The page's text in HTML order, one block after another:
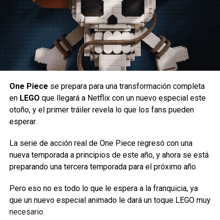
temporada de Stranger Things son Linda Hamilton
(Terminator), Nell Fisher (Evil Dead Rise), el recién llegado
Jake Connelly y Alex Breaux (Joe Pickett).
Siguenos en todas nuestrasredes socialespara estar
enterado de lo más atractivo del mundo geek, además
comments
RELATED TOPICS: STRANGER THINGS
TRAILER
ULTIMA TEMPORADA
UP NEXT
Opera GX transforma la experiencia Web
DON'T MISS
IT: Welcome to Derry – Reseña
estrenar la quinta temporada de The Witcheren algún
momento de 2027.
Aunque no se ha revelado una fecha exacta, el medio
desplazado más allá dela fecha prevista anteriormente
para 2026.
El adiós de The Witcher
One Piece se prepara para una transformación completa
en LEGO que llegará a Netflix con un nuevo especial este
otoño, y el primer tráiler revela lo que los fans pueden
esperar.
La serie de acción real de One Piece regresó con una
nueva temporada a principios de este año, y ahora se está
preparando una tercera temporada para el próximo año.
Pero eso no es todo lo que le espera a la franquicia, ya
que un nuevo especial animado le dará un toque LEGO muy
necesario.